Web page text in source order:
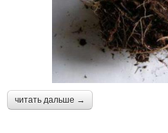
читать дальше →